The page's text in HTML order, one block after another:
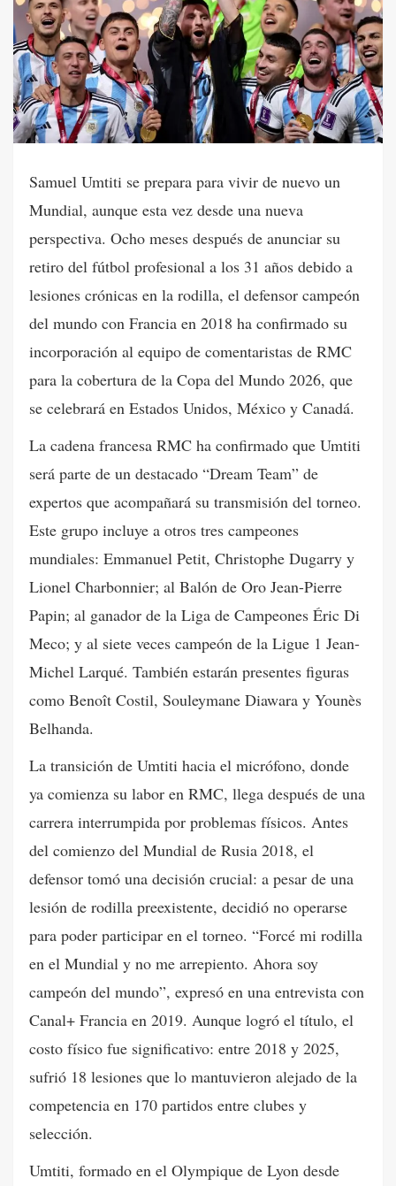
Samuel Umtiti se prepara para vivir de nuevo un
Mundial, aunque esta vez desde una nueva
perspectiva. Ocho meses después de anunciar su
retiro del fútbol profesional a los 31 años debido a
lesiones crónicas en la rodilla, el defensor campeón
del mundo con Francia en 2018 ha confirmado su
incorporación al equipo de comentaristas de RMC
para la cobertura de la Copa del Mundo 2026, que
se celebrará en Estados Unidos, México y Canadá.
La cadena francesa RMC ha confirmado que Umtiti
será parte de un destacado “Dream Team” de
expertos que acompañará su transmisión del torneo.
Este grupo incluye a otros tres campeones
mundiales: Emmanuel Petit, Christophe Dugarry y
Lionel Charbonnier; al Balón de Oro Jean-Pierre
Papin; al ganador de la Liga de Campeones Éric Di
Meco; y al siete veces campeón de la Ligue 1 Jean-
Michel Larqué. También estarán presentes figuras
como Benoît Costil, Souleymane Diawara y Younès
Belhanda.
La transición de Umtiti hacia el micrófono, donde
ya comienza su labor en RMC, llega después de una
carrera interrumpida por problemas físicos. Antes
del comienzo del Mundial de Rusia 2018, el
defensor tomó una decisión crucial: a pesar de una
lesión de rodilla preexistente, decidió no operarse
para poder participar en el torneo. “Forcé mi rodilla
en el Mundial y no me arrepiento. Ahora soy
campeón del mundo”, expresó en una entrevista con
Canal+ Francia en 2019. Aunque logró el título, el
costo físico fue significativo: entre 2018 y 2025,
sufrió 18 lesiones que lo mantuvieron alejado de la
competencia en 170 partidos entre clubes y
selección.
Umtiti, formado en el Olympique de Lyon desde